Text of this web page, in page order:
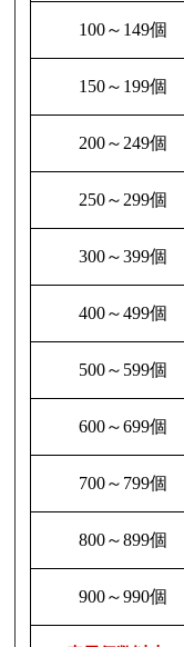
100～149個
150～199個
200～249個
250～299個
300～399個
400～499個
500～599個
600～699個
700～799個
800～899個
900～990個